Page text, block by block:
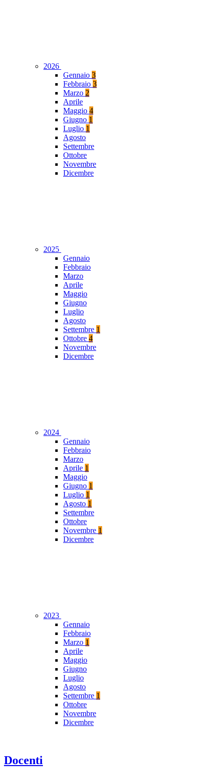
2026
Gennaio 3
Febbraio 3
Marzo 2
Aprile
Maggio 4
Giugno 1
Luglio 1
Agosto
Settembre
Ottobre
Novembre
Dicembre
2025
Gennaio
Febbraio
Marzo
Aprile
Maggio
Giugno
Luglio
Agosto
Settembre 1
Ottobre 4
Novembre
Dicembre
2024
Gennaio
Febbraio
Marzo
Aprile 1
Maggio
Giugno 1
Luglio 1
Agosto 1
Settembre
Ottobre
Novembre 1
Dicembre
2023
Gennaio
Febbraio
Marzo 1
Aprile
Maggio
Giugno
Luglio
Agosto
Settembre 1
Ottobre
Novembre
Dicembre
Docenti